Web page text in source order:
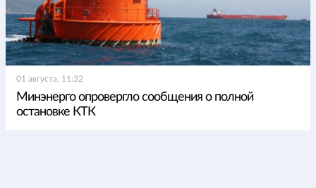
01 августа, 11:32
Минэнерго опровергло сообщения о полной
остановке КТК